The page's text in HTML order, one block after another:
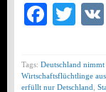
Tags: Deutschland
Wirtschaftsflüchtlinge
erfüllt nur Detschland